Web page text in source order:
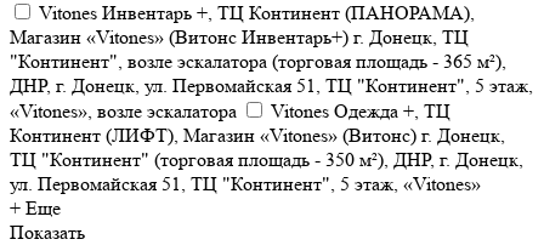
Vitones Инвентарь +, ТЦ Континент (ПАНОРАМА),
Магазин «Vitones» (Витонс Инвентарь+) г. Донецк, ТЦ
"Континент", возле эскалатора (торговая площадь - 365 м²),
ДНР, г. Донецк, ул. Первомайская 51, ТЦ "Континент", 5 этаж,
«Vitones», возле эскалатора
Vitones Одежда +, ТЦ
Континент (ЛИФТ), Магазин «Vitones» (Витонс) г. Донецк,
ТЦ "Континент" (торговая площадь - 350 м²), ДНР, г. Донецк,
ул. Первомайская 51, ТЦ "Континент", 5 этаж, «Vitones»
+ Еще
Показать